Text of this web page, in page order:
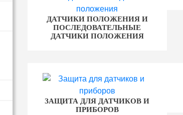
ДАТЧИКИ ПОЛОЖЕНИЯ И
ПОСЛЕДОВАТЕЛЬНЫЕ
ДАТЧИКИ ПОЛОЖЕНИЯ
ЗАЩИТА ДЛЯ ДАТЧИКОВ И
ПРИБОРОВ